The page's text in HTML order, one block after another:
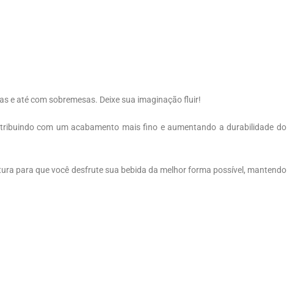
e até com sobremesas. Deixe sua imaginação fluir!
com um acabamento mais fino e aumentando a durabilidade do
para que você desfrute sua bebida da melhor forma possível, mantendo